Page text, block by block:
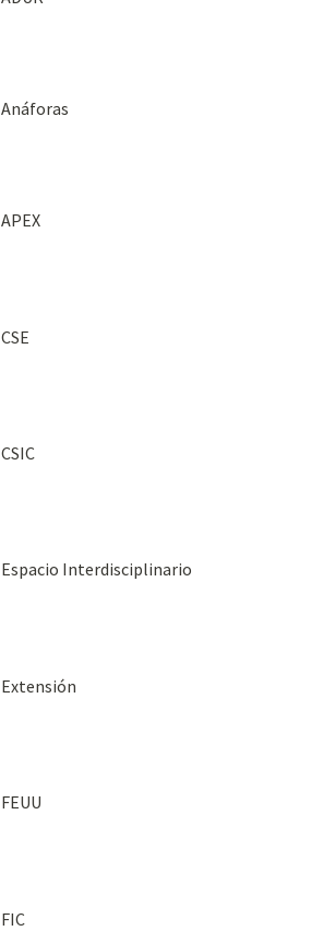
Anáforas
APEX
CSE
CSIC
Espacio Interdisciplinario
Extensión
FEUU
FIC